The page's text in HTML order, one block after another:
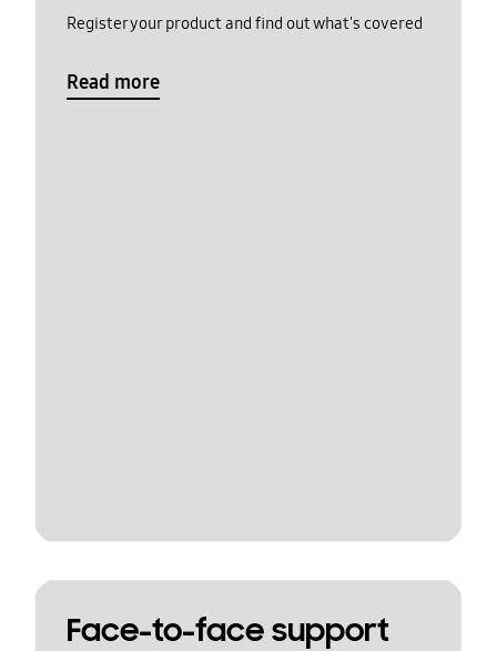
Register your product and find out what's covered
Read more
Face-to-face support